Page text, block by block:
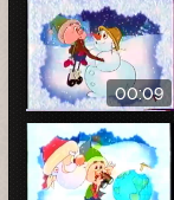
00:09